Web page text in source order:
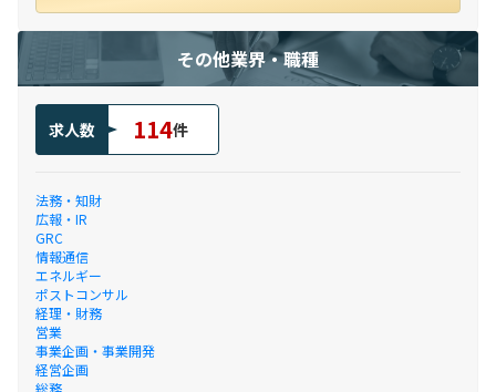
その他業界・職種
求人数 114件
法務・知財
広報・IR
GRC
情報通信
エネルギー
ポストコンサル
経理・財務
営業
事業企画・事業開発
経営企画
総務